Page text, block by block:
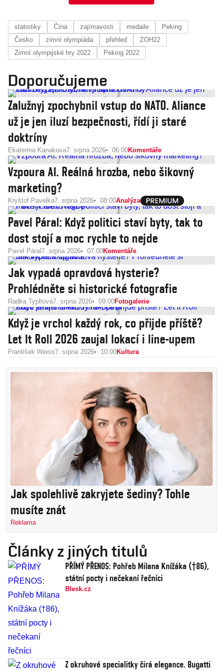
statistiky Čína zajímavosti medaile
Peking
Česko
zimní olympiáda přehled
ZOH22
Zimní olympijské hry 2022
Peking 2022
Doporučujeme
Zalužnyj zpochybnil vstup do NATO. Aliance
už je jen iluzí bezpečnosti, řídí ji staré
doktríny
Ekaterina Kanakova7. srpna 2026 06:00Komentáře
Vzpoura AI. Reálná hrozba, nebo šikovný
marketing?
Kryštof Pavelka7. srpna 2026 08:00Analýza
Pavel Páral: Když politici staví byty, tak to
dost stojí a moc rychle to nejde
Pavel Páral 7. srpna 2026 07:00Komentáře
Jak vypadá opravdová hysterie?
Prohlédněte si historické fotografie
Radka Typltová7. srpna 2026 09:00Fotogalerie
Když je vrchol každý rok, co přijde příště?
Let It Roll 2026 zaujal lokací i line-upem
František Weiss7. srpna 2026 10:00Kultura
Jak spolehlivě zakryjete šediny? Tohle
musíte znát
Reklama
Články z jiných titulů
PŘÍMÝ PŘENOS: Pohřeb Milana Knížáka (†86),
státní pocty i nečekaní řečníci
Blesk.cz
Z okruhové specialitky čirá elegance. Bugatti